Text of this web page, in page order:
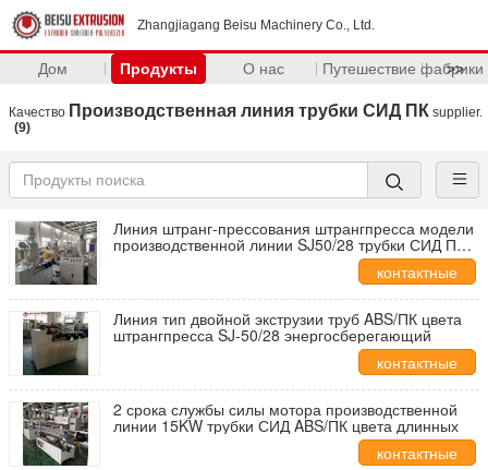
Zhangjiagang Beisu Machinery Co., Ltd.
Дом Продукты О нас Путешествие фабрики
>>
Качество Производственная линия трубки СИД ПК supplier.
(9)
Линия штранг-прессования штрангпресса модели
производственной линии SJ50/28 трубки СИД ПК
контактные
данные
Линия тип двойной экструзии труб ABS/ПК цвета
штрангпресса SJ-50/28 энергосберегающий
контактные
данные
2 срока службы силы мотора производственной
линии 15KW трубки СИД ABS/ПК цвета длинных
контактные